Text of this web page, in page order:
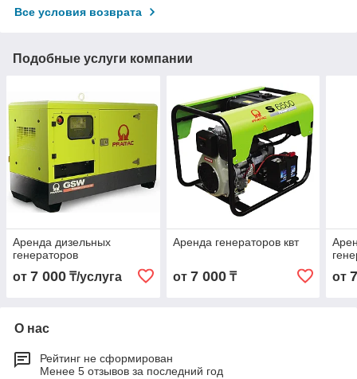
Все условия возврата
Подобные услуги компании
Аренда дизельных
генераторов
от 7 000 ₸/услуга
Аренда генераторов квт
от 7 000₸ от
О нас
Рейтинг не сформирован
Менее 5 отзывов за последний год